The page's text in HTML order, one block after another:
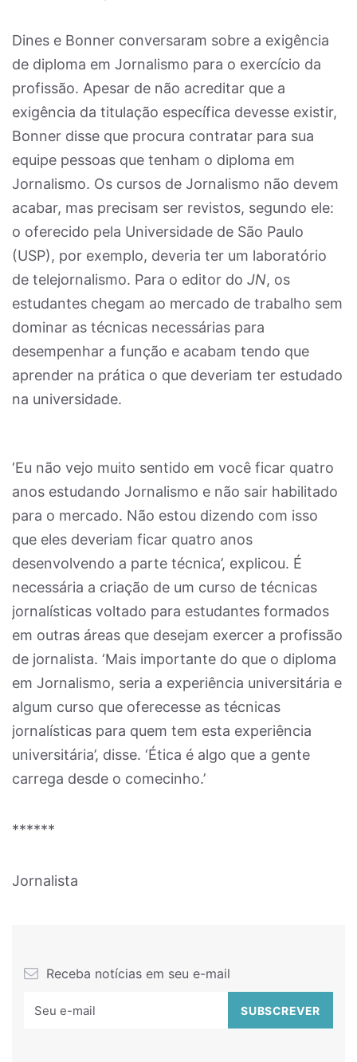
Dines e Bonner conversaram sobre a exigência
de diploma em Jornalismo para o exercício da
profissão. Apesar de não acreditar que a
exigência da titulação específica devesse existir,
Bonner disse que procura contratar para sua
equipe pessoas que tenham o diploma em
Jornalismo. Os cursos de Jornalismo não devem
acabar, mas precisam ser revistos, segundo ele:
o oferecido pela Universidade de São Paulo
(USP), por exemplo, deveria ter um laboratório
de telejornalismo. Para o editor do JN, os
estudantes chegam ao mercado de trabalho sem
dominar as técnicas necessárias para
desempenhar a função e acabam tendo que
aprender na prática o que deveriam ter estudado
na universidade.
‘Eu não vejo muito sentido em você ficar quatro
anos estudando Jornalismo e não sair habilitado
para o mercado. Não estou dizendo com isso
que eles deveriam ficar quatro anos
desenvolvendo a parte técnica’, explicou. É
necessária a criação de um curso de técnicas
jornalísticas voltado para estudantes formados
em outras áreas que desejam exercer a profissão
de jornalista. ‘Mais importante do que o diploma
em Jornalismo, seria a experiência universitária e
algum curso que oferecesse as técnicas
jornalísticas para quem tem esta experiência
universitária’, disse. ‘Ética é algo que a gente
carrega desde o comecinho.’
******
Jornalista
Receba notícias em seu e-mail